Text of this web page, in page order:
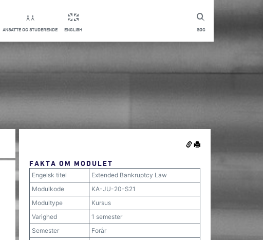
SØG
ANSATTE OG STUDERENDE ENGLISH
FAKTA OM MODULET
Engelsk titel
Extended Bankruptcy Law
Modulkode
KA-JU-20-S21
Modultype
Kursus
Varighed
1 semester
Semester
Forår